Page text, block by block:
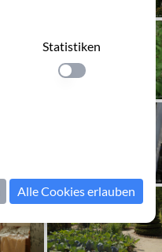
Statistiken
Einstellung
Alle Cookies erlauben